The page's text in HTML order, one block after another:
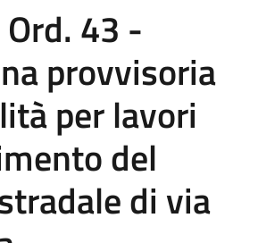
43 -
provvisoria
per lavori
del
di via